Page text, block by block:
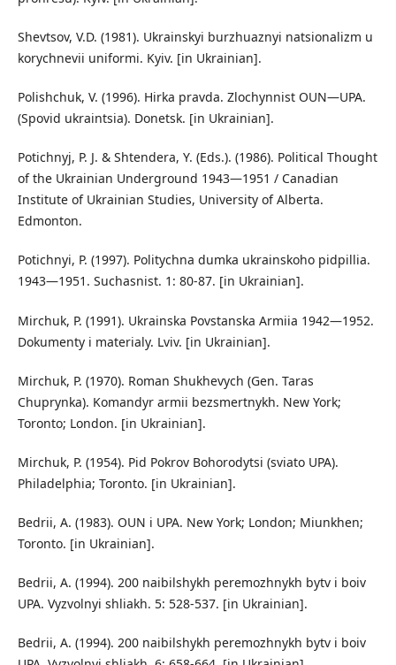
Shevtsov, V.D. (1981). Ukrainskyi burzhuaznyi natsionalizm u
korychnevii uniformi. Kyiv. [in Ukrainian].
Polishchuk, V. (1996). Hirka pravda. Zlochynnist OUN—UPA.
(Spovid ukraintsia). Donetsk. [in Ukrainian].
Potichnyj, P. J. & Shtendera, Y. (Eds.). (1986). Political Thought
of the Ukrainian Underground 1943—1951 / Canadian
Institute of Ukrainian Studies, University of Alberta.
Edmonton.
Potichnyi, P. (1997). Politychna dumka ukrainskoho pidpillia.
1943—1951. Suchasnist. 1: 80-87. [in Ukrainian].
Mirchuk, P. (1991). Ukrainska Povstanska Armiia 1942—1952.
Dokumenty i materialy. Lviv. [in Ukrainian].
Mirchuk, P. (1970). Roman Shukhevych (Gen. Taras
Chuprynka). Komandyr armii bezsmertnykh. New York;
Toronto; London. [in Ukrainian].
Mirchuk, P. (1954). Pid Pokrov Bohorodytsi (sviato UPA).
Philadelphia; Toronto. [in Ukrainian].
Bedrii, A. (1983). OUN i UPA. New York; London; Miunkhen;
Toronto. [in Ukrainian].
Bedrii, A. (1994). 200 naibilshykh peremozhnykh bytv i boiv
UPA. Vyzvolnyi shliakh. 5: 528-537. [in Ukrainian].
Bedrii, A. (1994). 200 naibilshykh peremozhnykh bytv i boiv